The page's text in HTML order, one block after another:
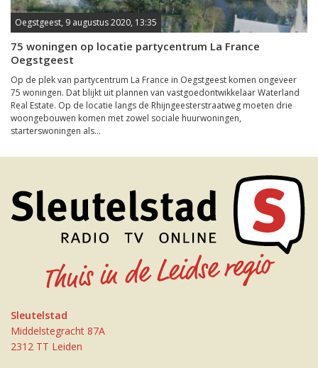
Oegstgeest, 9 augustus 2020, 13:35
75 woningen op locatie partycentrum La France
Oegstgeest
Op de plek van partycentrum La France in Oegstgeest komen ongeveer
75 woningen. Dat blijkt uit plannen van vastgoedontwikkelaar Waterland
Real Estate. Op de locatie langs de Rhijngeesterstraatweg moeten drie
woongebouwen komen met zowel sociale huurwoningen,
starterswoningen als...
Sleutelstad
Middelstegracht 87A
2312 TT Leiden